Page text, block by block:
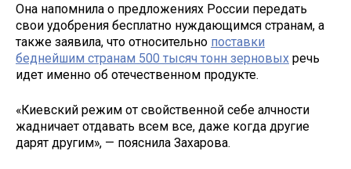
Она напомнила о предложениях России передать
свои удобрения бесплатно нуждающимся странам, а
также заявила, что относительно поставки
беднейшим странам 500 тысяч тонн зерновых речь
идет именно об отечественном продукте.
«Киевский режим от свойственной себе алчности
жадничает отдавать всем все, даже когда другие
дарят другим», — пояснила Захарова.